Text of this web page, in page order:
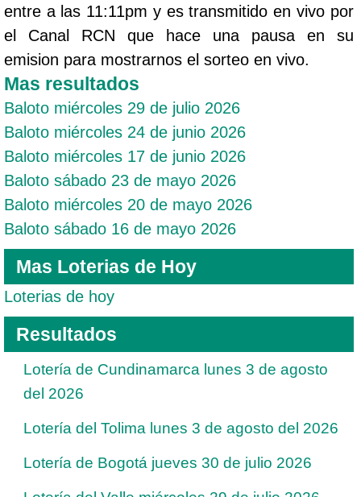
entre a las 11:11pm y es transmitido en vivo por
el Canal RCN que hace una pausa en su
emision para mostrarnos el sorteo en vivo.
Mas resultados
Baloto miércoles 29 de julio 2026
Baloto miércoles 24 de junio 2026
Baloto miércoles 17 de junio 2026
Baloto sábado 23 de mayo 2026
Baloto miércoles 20 de mayo 2026
Baloto sábado 16 de mayo 2026
Mas Loterias de Hoy
Loterias de hoy
Resultados
Lotería de Cundinamarca lunes 3 de agosto
del 2026
Lotería del Tolima lunes 3 de agosto del 2026
Lotería de Bogotá jueves 30 de julio 2026